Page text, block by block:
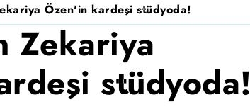
Özen'in kardeşi stüdyoda!
Zekariya
stüdyoda!